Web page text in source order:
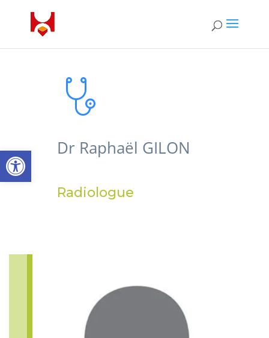
Ouvrir la barre d’outilsDr Raphaël GILON
Radiologue